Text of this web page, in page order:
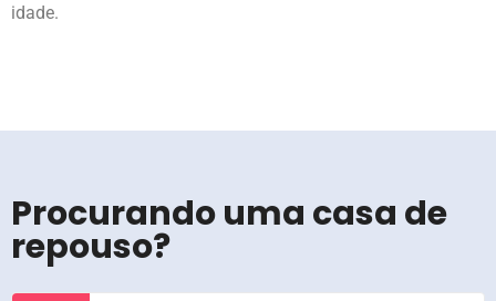
idade.
Procurando uma casa de
repouso?